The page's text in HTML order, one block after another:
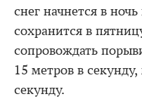
снег начнется в
сохранится в
сопровождать
15 метров в
секунду.